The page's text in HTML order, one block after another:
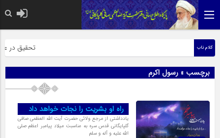
کلام ناب تحقیق در
برچسب » رسول اکرم
راه او بشریت را نجات خواهد داد
یادداشتی از مرجع ولائی حضرت آیت الله العظمی صافی
گلپایگانی قدس سره به مناسبت میلاد پیامبر اعظم صلی
الله علیه و آله و سلم